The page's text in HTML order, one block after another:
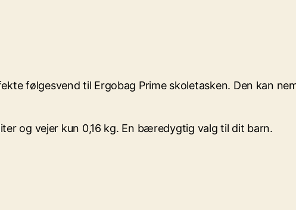
følgesvend til Ergobag Prime skoletasken. Den kan
og vejer kun 0,16 kg. En bæredygtig valg til dit barn.